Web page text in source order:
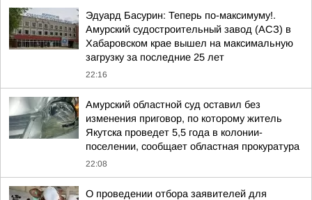
Эдуард Басурин: Теперь по-максимуму!.
Амурский судостроительный завод (АСЗ) в
Хабаровском крае вышел на максимальную
загрузку за последние 25 лет
22:16
Амурский областной суд оставил без
изменения приговор, по которому житель
Якутска проведет 5,5 года в колонии-
поселении, сообщает областная прокуратура
22:08
О проведении отбора заявителей для